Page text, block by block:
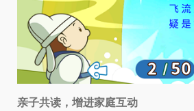
亲子共读，增进家庭互动